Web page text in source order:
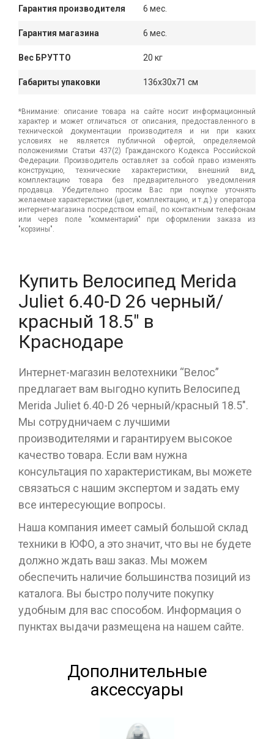
Гарантия производителя 6 мес.
Гарантия магазина 6 мес.
Вес БРУТТО 20 кг
Габариты упаковки 136x30x71 см
*Внимание: описание товара на сайте носит информационный
характер и может отличаться от описания, предоставленного в
технической документации производителя и ни при каких
условиях не является публичной офертой, определяемой
положениями Статьи 437(2) Гражданского Кодекса Российской
Федерации. Производитель оставляет за собой право изменять
конструкцию, технические характеристики, внешний вид,
комплектацию товара без предварительного уведомления
продавца. Убедительно просим Вас при покупке уточнять
желаемые характеристики (цвет, комплектацию, и т.д.) у оператора
интернет-магазина посредством email, по контактным телефонам
или через поле "комментарий" при оформлении заказа из
"корзины".
Купить Велосипед Merida
Juliet 6.40-D 26 черный/
красный 18.5" в
Краснодаре
Интернет-магазин велотехники “Велос”
предлагает вам выгодно купить Велосипед
Merida Juliet 6.40-D 26 черный/красный 18.5".
Мы сотрудничаем с лучшими
производителями и гарантируем высокое
качество товара. Если вам нужна
консультация по характеристикам, вы можете
связаться с нашим экспертом и задать ему
все интересующие вопросы.
Наша компания имеет самый большой склад
техники в ЮФО, а это значит, что вы не будете
должно ждать ваш заказ. Мы можем
обеспечить наличие большинства позиций из
каталога. Вы быстро получите покупку
удобным для вас способом. Информация о
пунктах выдачи размещена на нашем сайте.
Дополнительные
аксессуары